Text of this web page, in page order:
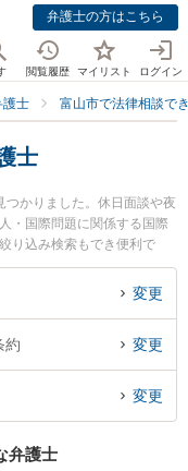
弁護士の方はこちら
閲覧履歴 マイリスト ログイン
護士 富山市で法律相談で
士
かりました。休日面談や夜
・国際問題に関係する国際
り込み検索もでき便利で
橋法律事務所の高橋 良太弁
注目されています。『富山
市内の弁護士に相談予約し
変更
約 変更
変更
弁護士